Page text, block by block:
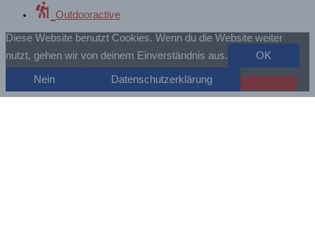
Outdooractive
Diese Website benutzt Cookies. Wenn du die Website weiter
nutzt, gehen wir von deinem Einverständnis aus.
OK
Nein Datenschutzerklärung